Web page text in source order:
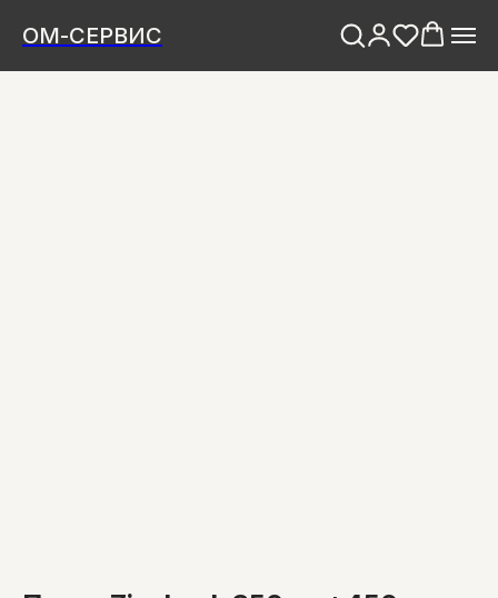
ОМ-СЕРВИС